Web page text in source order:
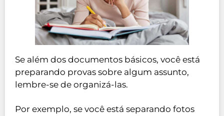
Se além dos documentos básicos, você está
preparando provas sobre algum assunto,
lembre-se de organizá-las.
Por exemplo, se você está separando fotos